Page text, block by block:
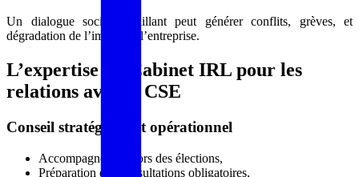
Un dialogue social défaillant peut générer conflits, grèves, et
dégradation de l’image de l’entreprise.
L’expertise du Cabinet IRL pour les
relations avec le CSE
Conseil stratégique et opérationnel
Accompagnement lors des élections,
Préparation des consultations obligatoires,